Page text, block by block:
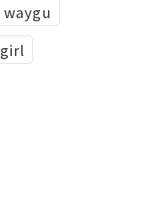
waygu
girl